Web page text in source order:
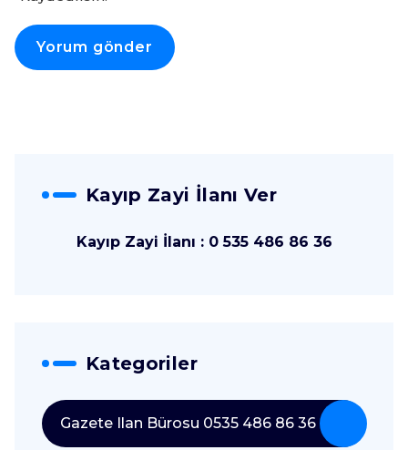
Kayıp Zayi İlanı Ver
Kayıp Zayi İlanı : 0 535 486 86 36
Kategoriler
Gazete Ilan Bürosu 0535 486 86 36